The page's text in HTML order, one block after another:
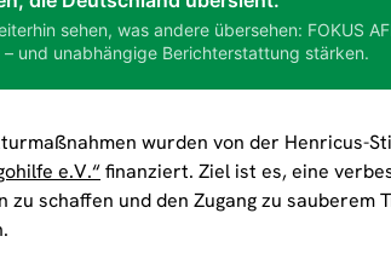
sehen, was andere übersehen: FOKUS
und unabhängige Berichterstattung stärken.
wurden von der Henricus-
e.V.“finanziert. Ziel ist es, eine
zu schaffen und den Zugang zu sauberem